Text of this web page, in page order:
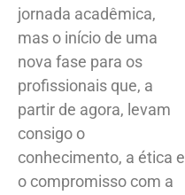
jornada acadêmica,
mas o início de uma
nova fase para os
profissionais que, a
partir de agora, levam
consigo o
conhecimento, a ética e
o compromisso com a